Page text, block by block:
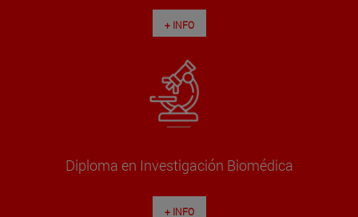
+ INFO
Diploma en Investigación Biomédica
+ INFO